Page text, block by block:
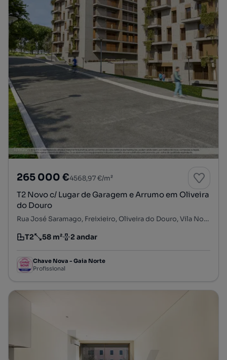
265 000 €4568,97 €/m²
T2 Novo c/ Lugar de Garagem e Arrumo em Oliveira
do Douro
Rua José Saramago, Freixieiro, Oliveira do Douro, Vila Nova de Gaia, Porto
Tipologia
T2
Preço por metro quadrado
58 m²
Andar 2 andar
Chave Nova - Gaia Norte
Profissional